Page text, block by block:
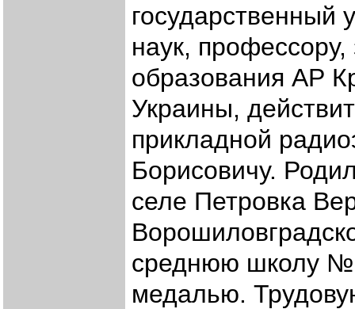
государственный
наук,
образования АР
Украины,
прикладной
Борисовичу.
селе Петровка
среднюю школу №
медалью.